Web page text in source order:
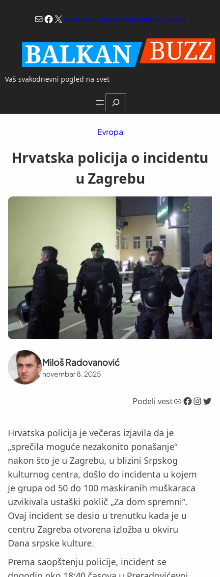
Mail
Facebook
X NaslovnaO namaPretplatite se na vesti
Vaš svakodnevni pogled na svet
Search
Evropa
Hrvatska policija o incidentu
u Zagrebu
Miloš Radovanović
novembar 8, 2025
Podeli vestLink Facebook InstagramTwitter
Hrvatska policija je večeras izjavila da je
„sprečila moguće nezakonito ponašanje“
nakon što je u Zagrebu, u blizini Srpskog
kulturnog centra, došlo do incidenta u kojem
je grupa od 50 do 100 maskiranih muškaraca
uzvikivala ustaški poklič „Za dom spremni“.
Ovaj incident se desio u trenutku kada je u
centru Zagreba otvorena izložba u okviru
Dana srpske kulture.
Prema saopštenju policije, incident se